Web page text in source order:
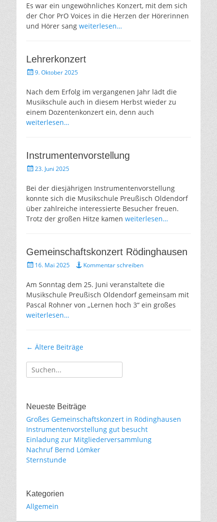
Es war ein ungewöhnliches Konzert, mit dem sich
der Chor PrO Voices in die Herzen der Hörerinnen
und Hörer sang weiterlesen…
Lehrerkonzert
Gepostet
9. Oktober 2025
Nach dem Erfolg im vergangenen Jahr lädt die
Musikschule auch in diesem Herbst wieder zu
einem Dozentenkonzert ein, denn auch
weiterlesen…
Instrumentenvorstellung
Gepostet
23. Juni 2025
Bei der diesjährigen Instrumentenvorstellung
konnte sich die Musikschule Preußisch Oldendorf
über zahlreiche interessierte Besucher freuen.
Trotz der großen Hitze kamen weiterlesen…
Gemeinschaftskonzert Rödinghausen
Gepostet
16. Mai 2025 Kommentar schreiben
Am Sonntag dem 25. Juni veranstaltete die
Musikschule Preußisch Oldendorf gemeinsam mit
Pascal Rohner von „Lernen hoch 3“ ein großes
weiterlesen…
Beitragsnavigation
← Ältere Beiträge
Suche
für:
Neueste Beiträge
Großes Gemeinschaftskonzert in Rödinghausen
Instrumentenvorstellung gut besucht
Einladung zur Mitgliederversammlung
Nachruf Bernd Lömker
Sternstunde
Kategorien
Allgemein